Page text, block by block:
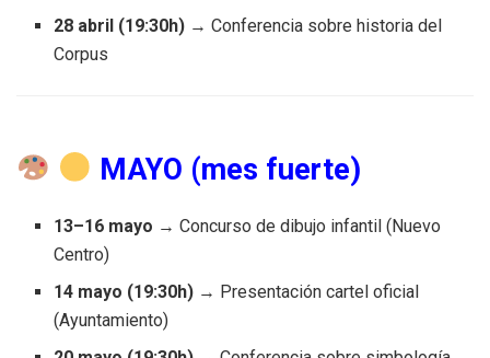
28 abril (19:30h) → Conferencia sobre historia del
Corpus
MAYO (mes fuerte)
13–16 mayo → Concurso de dibujo infantil (Nuevo
Centro)
14 mayo (19:30h) → Presentación cartel oficial
(Ayuntamiento)